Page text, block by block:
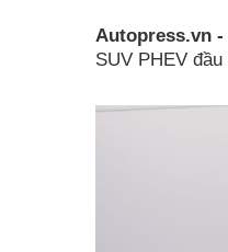
Autopress.vn -
SUV PHEV